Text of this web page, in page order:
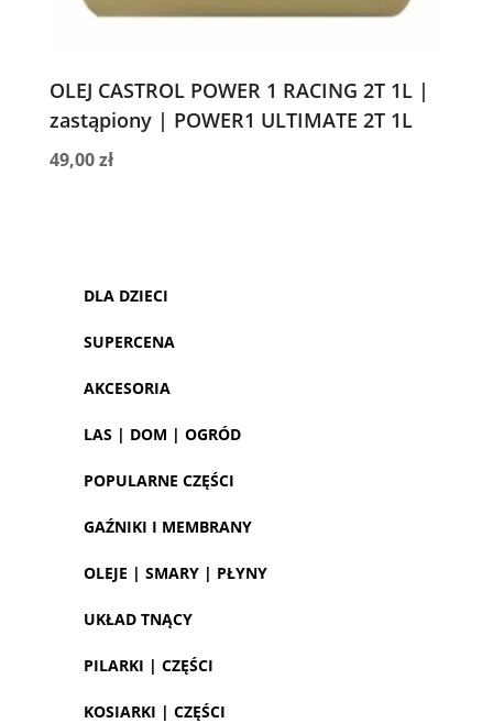
OLEJ CASTROL POWER 1 RACING 2T 1L |
zastąpiony | POWER1 ULTIMATE 2T 1L
49,00zł
DLA DZIECI
SUPERCENA
AKCESORIA
LAS | DOM | OGRÓD
POPULARNE CZĘŚCI
GAŹNIKI I MEMBRANY
OLEJE | SMARY | PŁYNY
UKŁAD TNĄCY
PILARKI | CZĘŚCI
KOSIARKI | CZĘŚCI